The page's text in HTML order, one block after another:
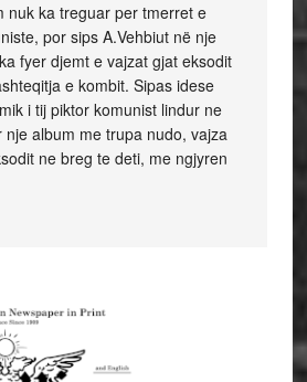
nuk ka treguar per tmerret e
por sips A.Vehbiut në nje
fyer djemt e vajzat gjat eksodit
e kombit. Sipas idese
i tij piktor komunist lindur ne
nje album me trupa nudo, vajza
ne breg te deti, me ngjyren